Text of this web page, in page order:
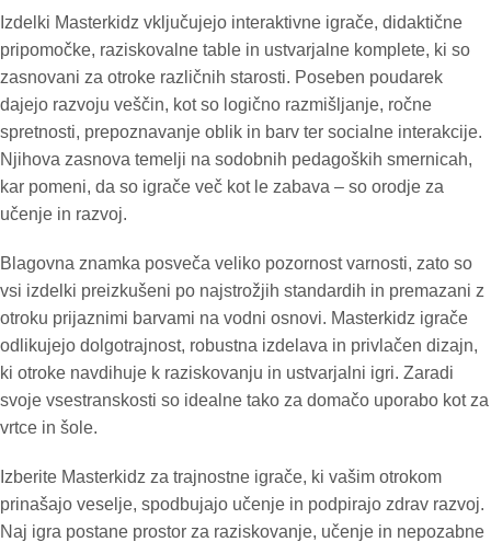
Izdelki Masterkidz vključujejo interaktivne igrače, didaktične
pripomočke, raziskovalne table in ustvarjalne komplete, ki so
zasnovani za otroke različnih starosti. Poseben poudarek
dajejo razvoju veščin, kot so logično razmišljanje, ročne
spretnosti, prepoznavanje oblik in barv ter socialne interakcije.
Njihova zasnova temelji na sodobnih pedagoških smernicah,
kar pomeni, da so igrače več kot le zabava – so orodje za
učenje in razvoj.
Blagovna znamka posveča veliko pozornost varnosti, zato so
vsi izdelki preizkušeni po najstrožjih standardih in premazani z
otroku prijaznimi barvami na vodni osnovi. Masterkidz igrače
odlikujejo dolgotrajnost, robustna izdelava in privlačen dizajn,
ki otroke navdihuje k raziskovanju in ustvarjalni igri. Zaradi
svoje vsestranskosti so idealne tako za domačo uporabo kot za
vrtce in šole.
Izberite Masterkidz za trajnostne igrače, ki vašim otrokom
prinašajo veselje, spodbujajo učenje in podpirajo zdrav razvoj.
Naj igra postane prostor za raziskovanje, učenje in nepozabne